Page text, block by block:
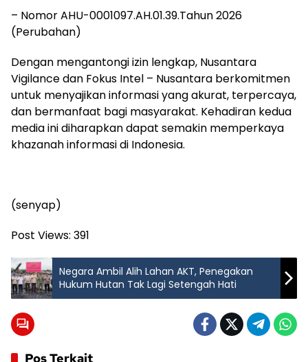
– Nomor AHU-0001097.AH.01.39.Tahun 2026
(Perubahan)
Dengan mengantongi izin lengkap, Nusantara
Vigilance dan Fokus Intel – Nusantara berkomitmen
untuk menyajikan informasi yang akurat, terpercaya,
dan bermanfaat bagi masyarakat. Kehadiran kedua
media ini diharapkan dapat semakin memperkaya
khazanah informasi di Indonesia.
(senyap)
Post Views: 391
Negara Ambil Alih Lahan AKT, Penegakan
Hukum Hutan Tak Lagi Setengah Hati
Pos Terkait